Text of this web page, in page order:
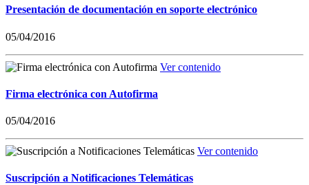
Presentación de documentación en soporte electrónico
05/04/2016
Ver contenido
Firma electrónica con Autofirma
05/04/2016
Ver contenido
Suscripción a Notificaciones Telemáticas